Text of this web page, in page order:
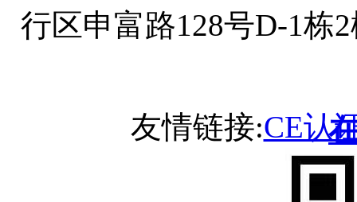
行区申富路128号D-1
友情链接:CE认